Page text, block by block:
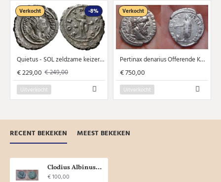
-8%
Verkocht
Quietus - SOL zeldzame keizer! (AU24152)
€ 229,00 € 249,00
Uitverkocht
Verkocht
Pertinax denarius Offerende Keizer zeldzaam RR! (A1629)
€ 750,00
Uitverkocht
RECENT BEKEKEN MEEST BEKEKEN
Clodius Albinus - Minerva ZELDZAME KEIZER! (ME1684)
€ 100,00